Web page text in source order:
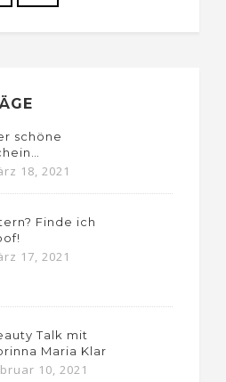
schöne
18, 2021
Finde ich
17, 2021
Talk mit
Maria Klar
10, 2021